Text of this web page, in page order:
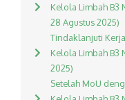
Kelola Limbah B3
28 Agustus 2025)
Tindaklanjuti
Kelola Limbah B3
2025)
Setelah MoU